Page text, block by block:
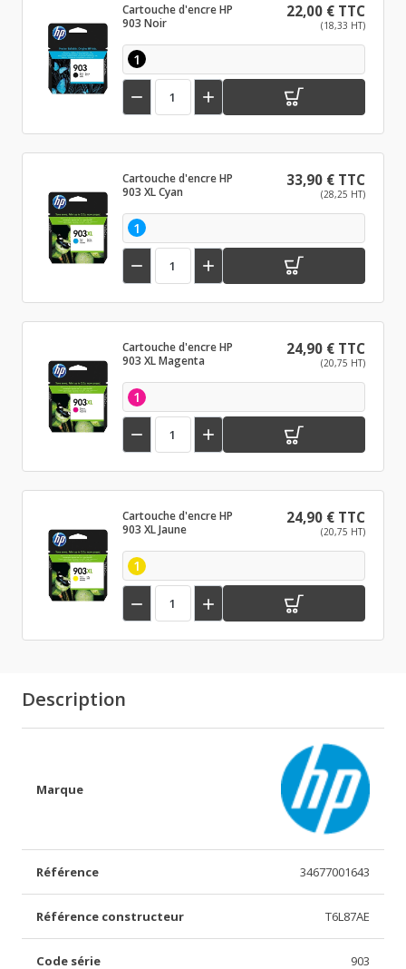
Cartouche d'encre HP
903 Noir
22,00 € TTC
(18,33 HT)
1
 
Cartouche d'encre HP
903 XL Cyan
33,90 € TTC
(28,25 HT)
1
 
Cartouche d'encre HP
903 XL Magenta
24,90 € TTC
(20,75 HT)
1
 
Cartouche d'encre HP
903 XL Jaune
24,90 € TTC
(20,75 HT)
1
 
Description
Marque
Référence 34677001643
Référence constructeur T6L87AE
Code série 903